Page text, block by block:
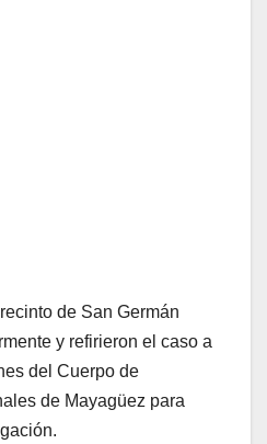
de San Germán
y refirieron el caso a
del Cuerpo de
de Mayagüez para